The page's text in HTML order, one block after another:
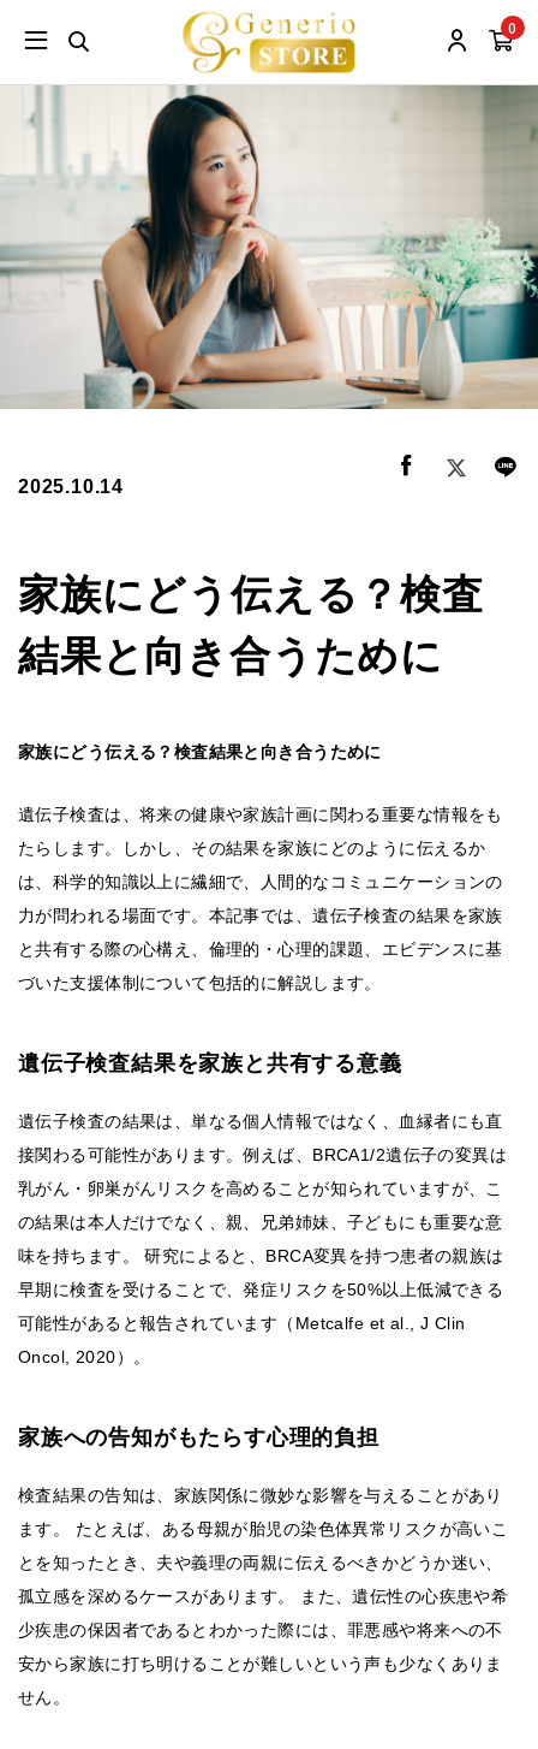
0
2025.10.14
家族にどう伝える？検査
結果と向き合うために
家族にどう伝える？検査結果と向き合うために
遺伝子検査は、将来の健康や家族計画に関わる重要な情報をも
たらします。しかし、その結果を家族にどのように伝えるか
は、科学的知識以上に繊細で、人間的なコミュニケーションの
力が問われる場面です。本記事では、遺伝子検査の結果を家族
と共有する際の心構え、倫理的・心理的課題、エビデンスに基
づいた支援体制について包括的に解説します。
遺伝子検査結果を家族と共有する意義
遺伝子検査の結果は、単なる個人情報ではなく、血縁者にも直
接関わる可能性があります。例えば、BRCA1/2遺伝子の変異は
乳がん・卵巣がんリスクを高めることが知られていますが、こ
の結果は本人だけでなく、親、兄弟姉妹、子どもにも重要な意
味を持ちます。 研究によると、BRCA変異を持つ患者の親族は
早期に検査を受けることで、発症リスクを50%以上低減できる
可能性があると報告されています（Metcalfe et al., J Clin
Oncol, 2020）。
家族への告知がもたらす心理的負担
検査結果の告知は、家族関係に微妙な影響を与えることがあり
ます。 たとえば、ある母親が胎児の染色体異常リスクが高いこ
とを知ったとき、夫や義理の両親に伝えるべきかどうか迷い、
孤立感を深めるケースがあります。 また、遺伝性の心疾患や希
少疾患の保因者であるとわかった際には、罪悪感や将来への不
安から家族に打ち明けることが難しいという声も少なくありま
せん。